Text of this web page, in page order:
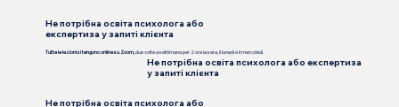
Не потрібна освіта психолога або
експертиза у запиті клієнта
Tutte le lezioni si tengono online su Zoom, due volte a settimana per 2 ore la sera, il lunedì e il mercoledì.
Не потрібна освіта психолога або експертиза
у запиті клієнта
Не потрібна освіта психолога або